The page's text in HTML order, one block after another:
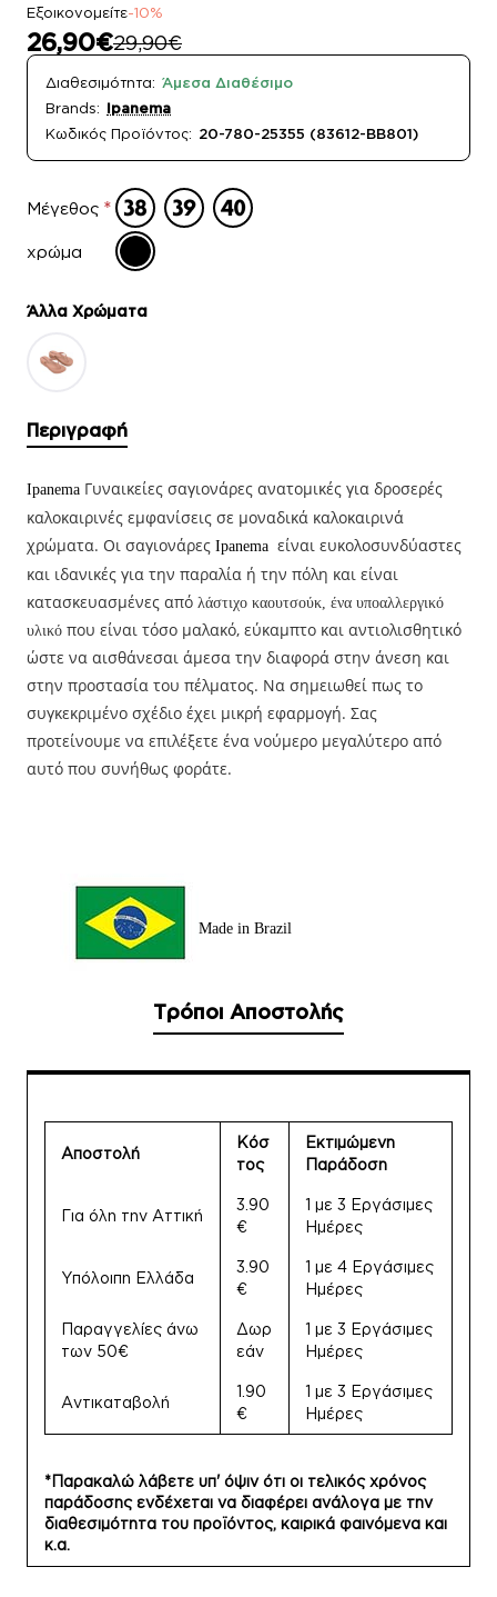
Εξοικονομείτε-10%
26,90€29,90€
Διαθεσιμότητα: Άμεσα Διαθέσιμο
Brands: Ipanema
Κωδικός Προϊόντος: 20-780-25355 (83612-BB801)
Μέγεθος
χρώμα
Άλλα Xρώματα
Περιγραφή
Ipanema Γυναικείες σαγιονάρες ανατομικές για δροσερές
καλοκαιρινές εμφανίσεις σε μοναδικά καλοκαιρινά
χρώματα. Οι σαγιονάρες Ipanema είναι ευκολοσυνδύαστες
και ιδανικές για την παραλία ή την πόλη και είναι
κατασκευασμένες από λάστιχο καουτσούκ, ένα υποαλλεργικό
υλικό που είναι τόσο μαλακό, εύκαμπτο και αντιολισθητικό
ώστε να αισθάνεσαι άμεσα την διαφορά στην άνεση και
στην προστασία του πέλματος. Να σημειωθεί πως το
συγκεκριμένο σχέδιο έχει μικρή εφαρμογή. Σας
προτείνουμε να επιλέξετε ένα νούμερο μεγαλύτερο από
αυτό που συνήθως φοράτε.
Made in Brazil
Τρόποι Αποστολής
Αποστολή
Κόσ
τος
Εκτιμώμενη
Παράδοση
Για όλη την Αττική
3.90
€
1 με 3 Εργάσιμες
Ημέρες
Υπόλοιπη Ελλάδα
3.90
€
1 με 4 Εργάσιμες
Ημέρες
Παραγγελίες άνω
των 50€
Δωρ
εάν
1 με 3 Εργάσιμες
Ημέρες
Αντικαταβολή
1.90
€
1 με 3 Εργάσιμες
Ημέρες
*Παρακαλώ λάβετε υπ' όψιν ότι οι τελικός χρόνος
παράδοσης ενδέχεται να διαφέρει ανάλογα με την
διαθεσιμότητα του προϊόντος, καιρικά φαινόμενα και
κ.α.